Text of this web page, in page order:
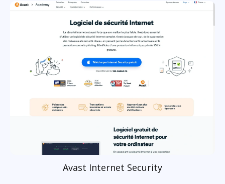
Avast Internet Security